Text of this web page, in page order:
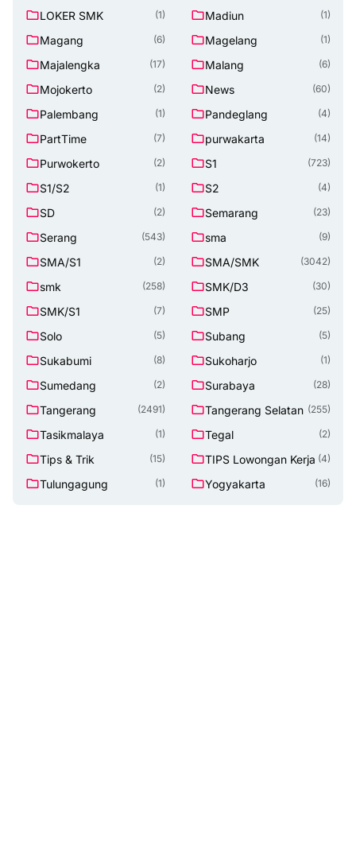
LOKER SMK (1) Madiun (1)
Magang (6) Magelang (1)
Majalengka (17) Malang (6)
Mojokerto (2) News (60)
Palembang (1) Pandeglang (4)
PartTime (7) purwakarta (14)
Purwokerto (2) S1 (723)
S1/S2 (1) S2 (4)
SD (2) Semarang (23)
Serang (543) sma (9)
SMA/S1 (2) SMA/SMK (3042)
smk (258) SMK/D3 (30)
SMK/S1 (7) SMP (25)
Solo (5) Subang (5)
Sukabumi (8) Sukoharjo (1)
Sumedang (2) Surabaya (28)
Tangerang (2491) Tangerang Selatan (255)
Tasikmalaya (1) Tegal (2)
Tips & Trik (15) TIPS Lowongan Kerja (4)
Tulungagung (1) Yogyakarta (16)